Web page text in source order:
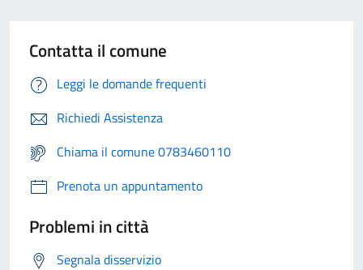
Contatta il comune
Leggi le domande frequenti
Richiedi Assistenza
Chiama il comune 0783460110
Prenota un appuntamento
Problemi in città
Segnala disservizio